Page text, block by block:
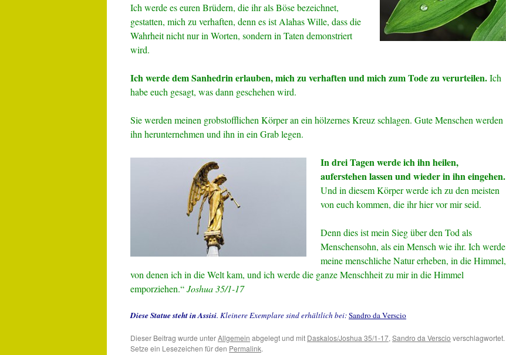
Ich werde es euren Brüdern, die ihr als Böse bezeichnet,
gestatten, mich zu verhaften, denn es ist Alahas Wille, dass die
Wahrheit nicht nur in Worten, sondern in Taten demonstriert
wird.
Ich werde dem Sanhedrin erlauben, mich zu verhaften und mich zum Tode zu verurteilen.Ich
habe euch gesagt, was dann geschehen wird.
Sie werden meinen grobstofflichen Körper an ein hölzernes Kreuz schlagen. Gute Menschen werden
ihn herunternehmen und ihn in ein Grab legen.
In drei Tagen werde ich ihn heilen,
auferstehen lassen und wieder in ihn eingehen.
Und in diesem Körper werde ich zu den meisten
von euch kommen, die ihr hier vor mir seid.
Denn dies ist mein Sieg über den Tod als
Menschensohn, als ein Mensch wie ihr. Ich werde
meine menschliche Natur erheben, in die Himmel,
von denen ich in die Welt kam, und ich werde die ganze Menschheit zu mir in die Himmel
emporziehen.“Joshua 35/1-17
Diese Statue steht in Assisi. Kleinere Exemplare sind erhältlich bei:Sandro da Verscio
Dieser Beitrag wurde unterAllgemein abgelegt und mit Daskalos/Joshua 35/1-17, Sandro da Verscio verschlagwortet.
Setze ein Lesezeichen für den Permalink.